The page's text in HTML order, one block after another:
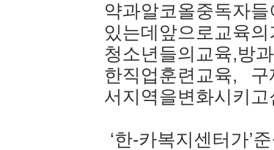
약과알코올중독자들
있는데앞으로교육
청소년들의교육,방
한직업훈련교육,
서지역을변화시키
‘한-카복지센터가’